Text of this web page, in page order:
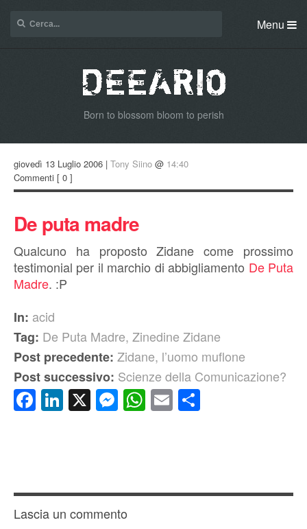
Menu
Born to blossom bloom to perish
giovedì 13 Luglio 2006 | Tony Siino @ 14:40
Commenti [ 0 ]
De puta madre
Qualcuno ha proposto Zidane come prossimo
testimonial per il marchio di abbigliamento De Puta
Madre. :P
In: acid
Tag: De Puta Madre, Zinedine Zidane
Post precedente: Zidane, l’uomo muflone
Post successivo: Scienze della Comunicazione?
Facebook
LinkedIn
X Messenger
WhatsApp
Email
Lascia un commento